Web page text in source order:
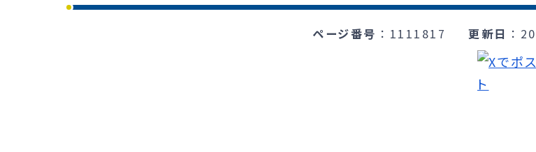
ページ番号 1111817 更新日